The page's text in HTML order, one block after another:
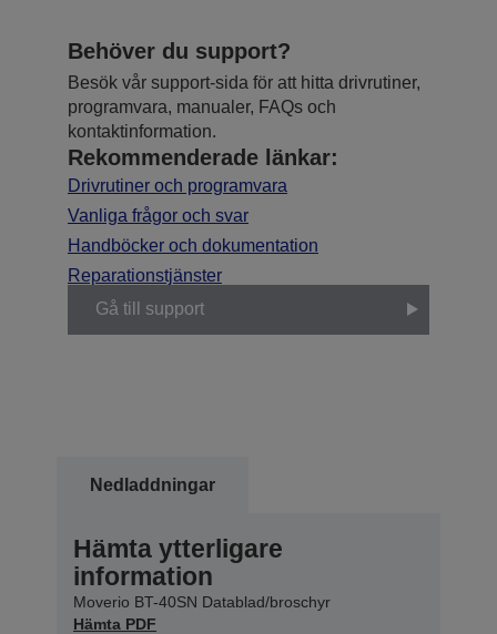
Behöver du support?
Besök vår support-sida för att hitta drivrutiner,
programvara, manualer, FAQs och
kontaktinformation.
Rekommenderade länkar:
Drivrutiner och programvara
Vanliga frågor och svar
Handböcker och dokumentation
Reparationstjänster
Gå till support
Nedladdningar
Hämta ytterligare
information
Moverio BT-40SN Datablad/broschyr
Hämta PDF